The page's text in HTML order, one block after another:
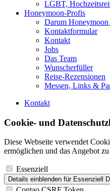
LGBT,
Honeymoon-Profis
Darum Honeymoon
Kontaktformular
Kontakt
Jobs
Das Team
Wunscherfüller
Reise-Rezensionen
Messen, Links &
Kontakt
Cookie- und
Diese Webseite verwendet
ermöglichen und das Angebot zu
Essenziell
Details einblenden für Essenziell